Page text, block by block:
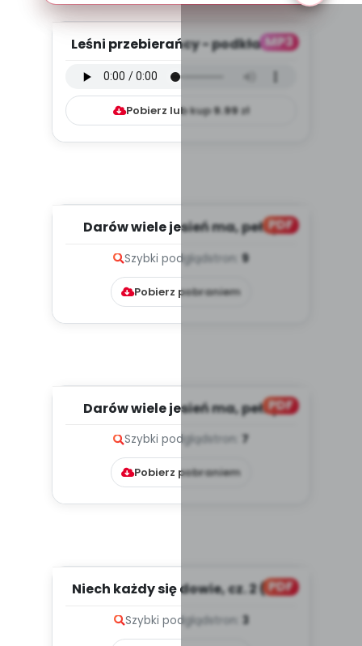
MP3
Leśni przebierańcy - podkład do
Pobierz lub kup9.99zł
PDF
Darów wiele jesień ma, pełny
Szybki podglądstron: 9
Pobierz pobraniem
PDF
Darów wiele jesień ma, pełny
Szybki podgląd stron: 7
Pobierz pobraniem
PDF
Niech każdy się dowie, cz. 2 (PD)
Szybki podglądstron: 3